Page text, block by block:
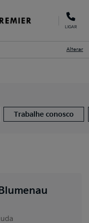
LIGAR
Alterar
Trabalhe conosco